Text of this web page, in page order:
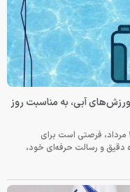
آبی، به مناسبت روز
راویان آب، روایتگران تلاش و پیشرفت ۱۷ مرداد، فرصتی است برای
دقیق و رسالت حرفه‌ای خود،